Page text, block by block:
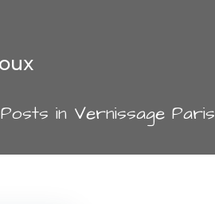
Posts in Vernissage Paris